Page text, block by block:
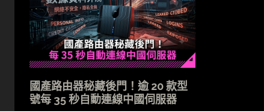
國產路由器秘藏後門！逾 20 款型
號每 35 秒自動連線中國伺服器